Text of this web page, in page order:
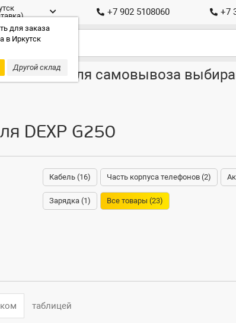
для заказа
в Иркутск
Другой склад
+7 902 5108060 +7
доставка, для самовывоза
DEXP G250
Кабель (16) Часть корпуса телефонов (2)
Зарядка (1) Все товары (23)
таблицей